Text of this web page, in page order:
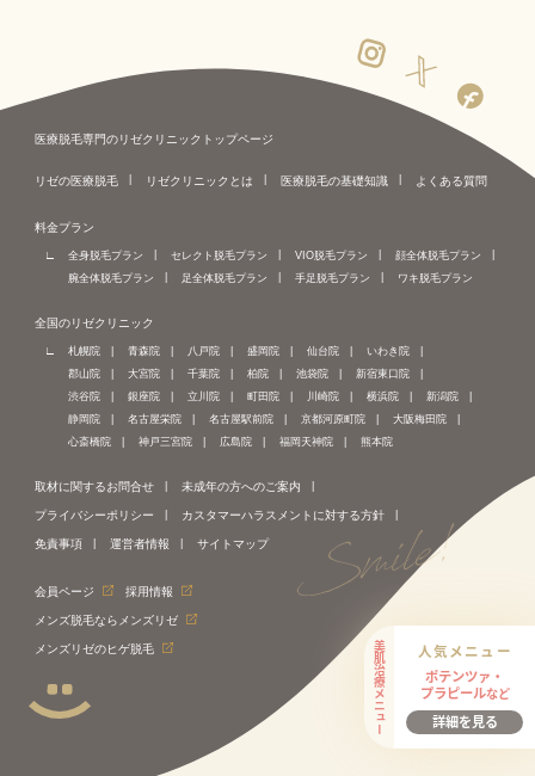
美肌治療メニュー 人気メニュー
ポテンツァ・
プラピールなど
詳細を見る
医療脱毛専門のリゼクリニックトップページ
リゼの医療脱毛 リゼクリニックとは 医療脱毛の基礎知識 よくある質問
料金プラン
全身脱毛プラン セレクト脱毛プラン VIO脱毛プラン
顔全体脱毛プラン
腕全体脱毛プラン
足全体脱毛プラン 手足脱毛プラン ワキ脱毛プラン
全国のリゼクリニック
札幌院 青森院 八戸院 盛岡院 仙台院
いわき院
郡山院
大宮院 千葉院 柏院 池袋院
新宿東口院
渋谷院
銀座院 立川院 町田院 川崎院 横浜院
新潟院
静岡院
名古屋栄院 名古屋駅前院 京都河原町院
大阪梅田院
心斎橋院
神戸三宮院 広島院 福岡天神院 熊本院
取材に関するお問合せ 未成年の方へのご案内
プライバシーポリシー カスタマーハラスメントに対する方針
免責事項 運営者情報 サイトマップ
会員ページ 採用情報
メンズ脱毛ならメンズリゼ
メンズリゼのヒゲ脱毛